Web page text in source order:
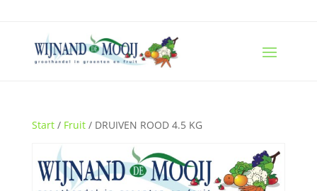
Start/ Fruit/ DRUIVEN ROOD 4.5 KG